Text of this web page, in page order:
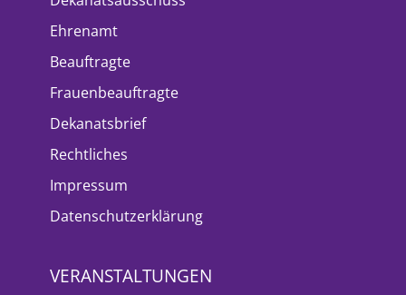
Ehrenamt
Beauftragte
Frauenbeauftragte
Dekanatsbrief
Rechtliches
Impressum
Datenschutzerklärung
VERANSTALTUNGEN